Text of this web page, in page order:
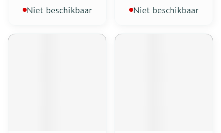
Niet beschikbaar Niet beschikbaar